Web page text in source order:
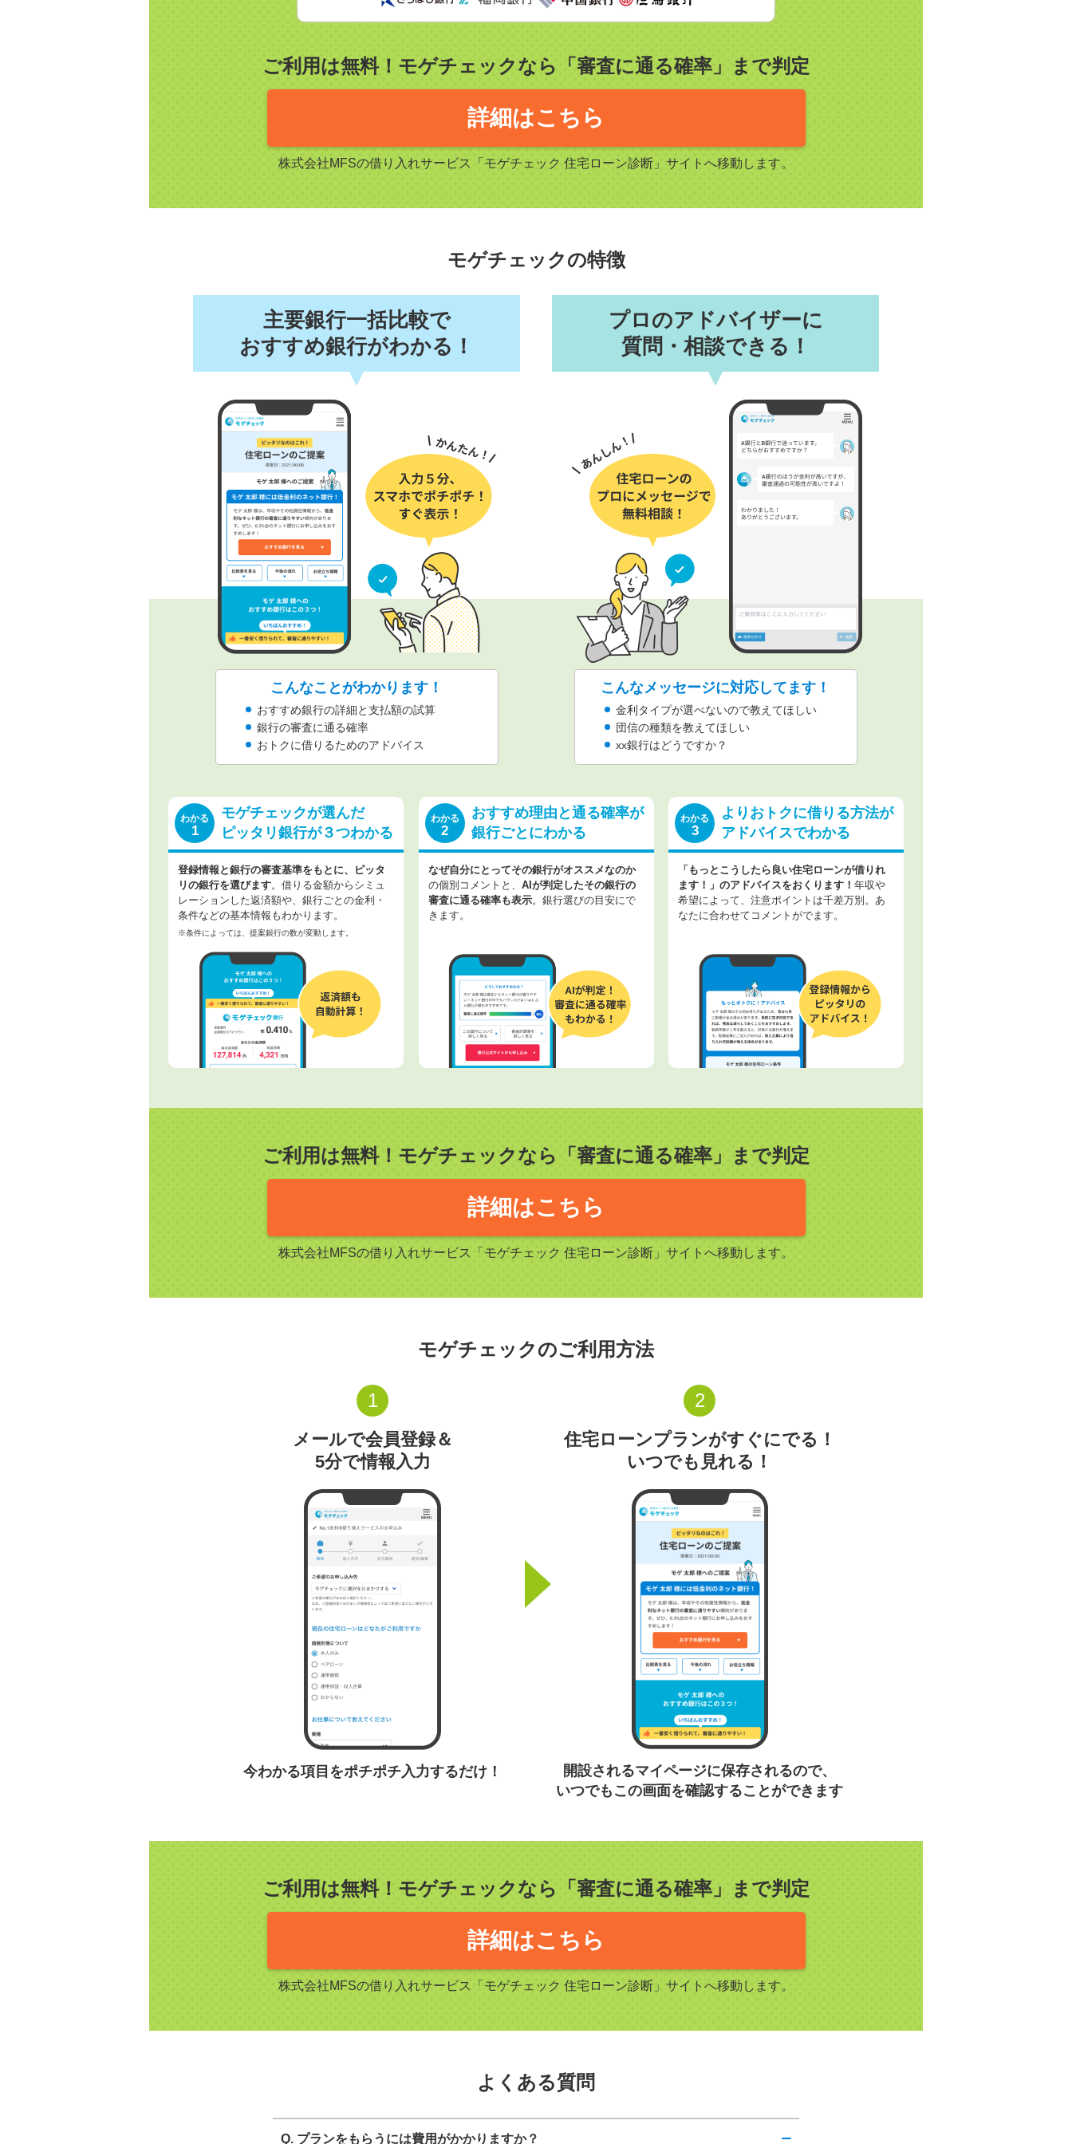
ご利用は無料！モゲチェックなら「審査に通る確率」まで判定
詳細はこちら
株式会社MFSの借り入れサービス「モゲチェック 住宅ローン診断」サイトへ移動します。
モゲチェックの特徴
主要銀行一括比較で
おすすめ銀行がわかる！
こんなことがわかります！
おすすめ銀行の詳細と支払額の試算
銀行の審査に通る確率
おトクに借りるためのアドバイス
プロのアドバイザーに
質問・相談できる！
こんなメッセージに対応してます！
金利タイプが選べないので教えてほしい
団信の種類を教えてほしい
xx銀行はどうですか？
わかる
1
モゲチェックが選んだ
ピッタリ銀行が３つわかる
登録情報と銀行の審査基準をもとに、ピッタ
リの銀行を選びます。借りる金額からシミュ
レーションした返済額や、銀行ごとの金利・
条件などの基本情報もわかります。
※条件によっては、提案銀行の数が変動します。
わかる
2
おすすめ理由と通る確率が
銀行ごとにわかる
なぜ自分にとってその銀行がオススメなのか
の個別コメントと、 AIが判定したその銀行の
審査に通る確率も表示。銀行選びの目安にで
きます。
わかる
3
よりおトクに借りる方法が
アドバイスでわかる
「もっとこうしたら良い住宅ローンが借りれ
ます！」のアドバイスをおくります！ 年収や
希望によって、注意ポイントは千差万別。あ
なたに合わせてコメントがでます。
ご利用は無料！モゲチェックなら「審査に通る確率」まで判定
詳細はこちら
株式会社MFSの借り入れサービス「モゲチェック 住宅ローン診断」サイトへ移動します。
モゲチェックのご利用方法
1
メールで会員登録＆
5分で情報入力
今わかる項目をポチポチ入力するだけ！
2
住宅ローンプランがすぐにでる！
いつでも見れる！
開設されるマイページに保存されるので、
いつでもこの画面を確認することができます
ご利用は無料！モゲチェックなら「審査に通る確率」まで判定
詳細はこちら
株式会社MFSの借り入れサービス「モゲチェック 住宅ローン診断」サイトへ移動します。
よくある質問
Q. プランをもらうには費用がかかりますか？